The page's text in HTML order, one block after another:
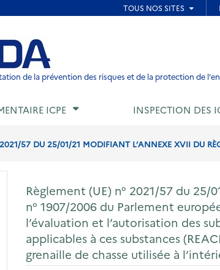
de page
de la prévention des risques et de la protection de
ICPE INSPECTION DES
2021/57 DU 25/01/21 MODIFIANT L’ANNEXE XVII DU
Règlement (UE) n° 2021/57 du
n° 1907/2006 du Parlement
l’évaluation et l’autorisation des
applicables à ces substances
grenaille de chasse utilisée à